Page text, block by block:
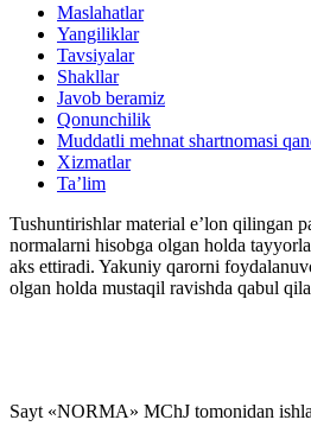
Maslahatlar
Yangiliklar
Tavsiyalar
Shakllar
Javob beramiz
Qonunchilik
Muddatli mehnat shartnomasi
Xizmatlar
Ta’lim
Tushuntirishlar material e’lon qilingan
normalarni hisobga olgan holda
aks ettiradi. Yakuniy qarorni
olgan holda mustaqil ravishda qabul
Sayt «NORMA» MChJ tomonidan